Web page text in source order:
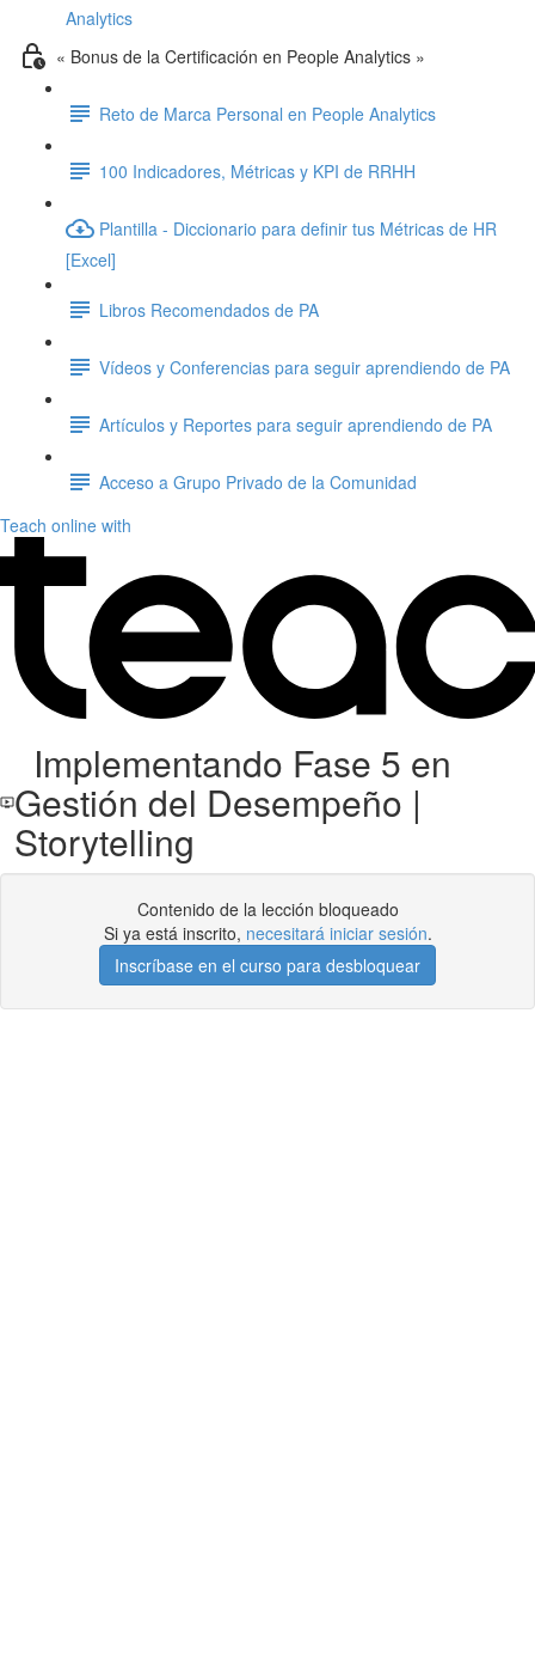
Analytics
« Bonus de la Certificación en People Analytics »
Reto de Marca Personal en People Analytics
100 Indicadores, Métricas y KPI de RRHH
Plantilla - Diccionario para definir tus Métricas de HR
[Excel]
Libros Recomendados de PA
Vídeos y Conferencias para seguir aprendiendo de PA
Artículos y Reportes para seguir aprendiendo de PA
Acceso a Grupo Privado de la Comunidad
Teach online with
Implementando Fase 5 en
Gestión del Desempeño |
Storytelling
Contenido de la lección bloqueado
Si ya está inscrito, necesitará iniciar sesión.
Inscríbase en el curso para desbloquear